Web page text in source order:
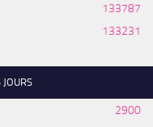
133787
133231
JOURS
2900